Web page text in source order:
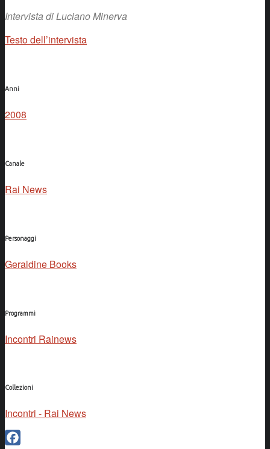
Intervista di Luciano Minerva
Testo dell’intervista
Anni
2008
Canale
Rai News
Personaggi
Geraldine Books
Programmi
Incontri Rainews
Collezioni
Incontri - Rai News